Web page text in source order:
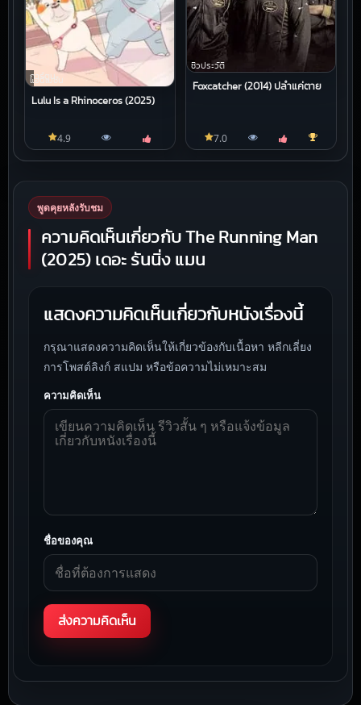
การ์ตูน
แอนิเมชัน
Lulu Is a Rhinoceros (2025)
4.9
ชีวประวัติ
Foxcatcher (2014) ปล้ำแค่ตาย
7.0
พูดคุยหลังรับชม
ความคิดเห็นเกี่ยวกับ The Running Man
(2025) เดอะ รันนิ่ง แมน
แสดงความคิดเห็นเกี่ยวกับหนังเรื่องนี้
กรุณาแสดงความคิดเห็นให้เกี่ยวข้องกับเนื้อหา หลีกเลี่ยง
การโพสต์ลิงก์ สแปม หรือข้อความไม่เหมาะสม
ความคิดเห็น
ชื่อของคุณ